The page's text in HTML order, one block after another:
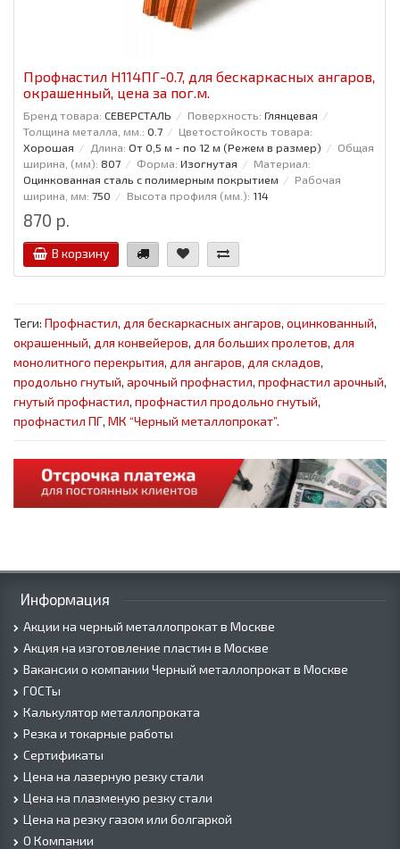
Профнастил H114ПГ-0.7, для бескаркасных ангаров,
окрашенный, цена за пог.м.
Бренд товара: СЕВЕРСТАЛЬ Поверхность: Глянцевая
Толщина металла, мм.: 0.7
Цветостойкость товара:
Хорошая
Длина: От 0,5 м - по 12 м (Режем в размер)
Общая
ширина, (мм): 807 Форма: Изогнутая
Материал:
Оцинкованная сталь с полимерным покрытием
Рабочая
ширина, мм: 750 Высота профиля (мм.): 114
870 р.
В корзину
Теги: Профнастил, для бескаркасных ангаров, оцинкованный,
окрашенный, для конвейеров, для больших пролетов, для
монолитного перекрытия, для ангаров, для складов,
продольно гнутый, арочный профнастил, профнастил арочный,
гнутый профнастил, профнастил продольно гнутый,
профнастил ПГ, МК “Черный металлопрокат”.
Информация
Акции на черный металлопрокат в Москве
Акция на изготовление пластин в Москве
Вакансии о компании Черный металлопрокат в Москве
ГОСТы
Калькулятор металлопроката
Резка и токарные работы
Сертификаты
Цена на лазерную резку стали
Цена на плазменую резку стали
Цена на резку газом или болгаркой
О Компании